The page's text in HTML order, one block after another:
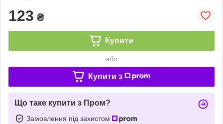
123 ₴
Купити
або
Купити з
Що таке купити з Пром?
Замовлення під захистом